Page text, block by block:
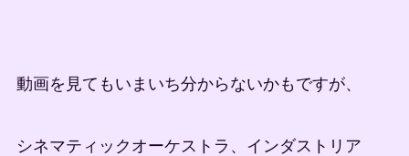
動画を見てもいまいち分からないかもですが、
シネマティックオーケストラ、インダストリア